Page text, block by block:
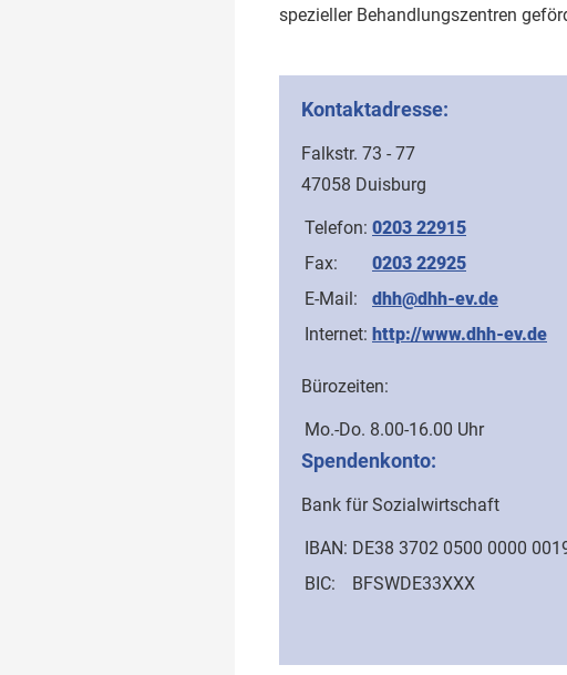
spezieller Behandlungszentren
Kontaktadresse:
Falkstr. 73 - 77
47058 Duisburg
Telefon: 0203 22915
Fax:
0203 22925
E-Mail:
dhh@dhh-ev.de
Internet: http://www.dhh-ev.de
Bürozeiten:
Mo.-Do. 8.00-16.00 Uhr
Spendenkonto:
Bank für Sozialwirtschaft
IBAN: DE38 3702 0500 0000
BIC:
BFSWDE33XXX